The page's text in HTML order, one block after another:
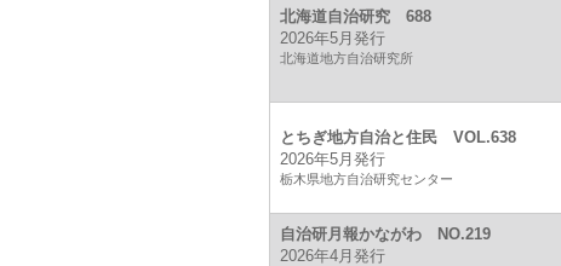
北海道自治研究 688
2026年5月発行
北海道地方自治研究所
とちぎ地方自治と住民 VOL.638
2026年5月発行
栃木県地方自治研究センター
自治研月報かながわ NO.219
2026年4月発行